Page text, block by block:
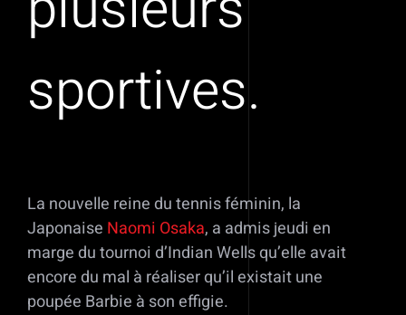
sportives.
La nouvelle reine du tennis féminin, la
Japonaise Naomi Osaka, a admis jeudi en
marge du tournoi d’Indian Wells qu’elle avait
encore du mal à réaliser qu’il existait une
poupée Barbie à son effigie.